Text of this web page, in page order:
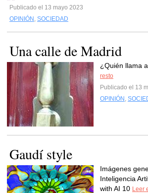
Publicado el 13 mayo 2023
OPINIÓN , SOCIEDAD
Una calle de Madrid
¿Quién llama
resto
Publicado el 13
OPINIÓN ,
Gaudí style
Imágenes
Inteligencia
with AI 10 Leer